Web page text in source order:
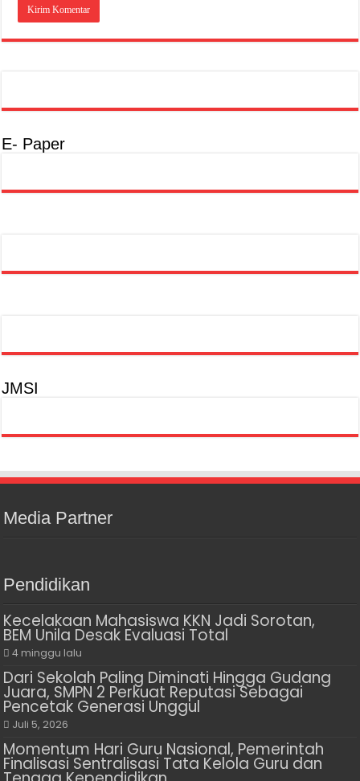
E- Paper
JMSI
Media Partner
Pendidikan
Kecelakaan Mahasiswa KKN Jadi Sorotan,
BEM Unila Desak Evaluasi Total
4 minggu lalu
Dari Sekolah Paling Diminati Hingga Gudang
Juara, SMPN 2 Perkuat Reputasi Sebagai
Pencetak Generasi Unggul
Juli 5, 2026
Momentum Hari Guru Nasional, Pemerintah
Finalisasi Sentralisasi Tata Kelola Guru dan